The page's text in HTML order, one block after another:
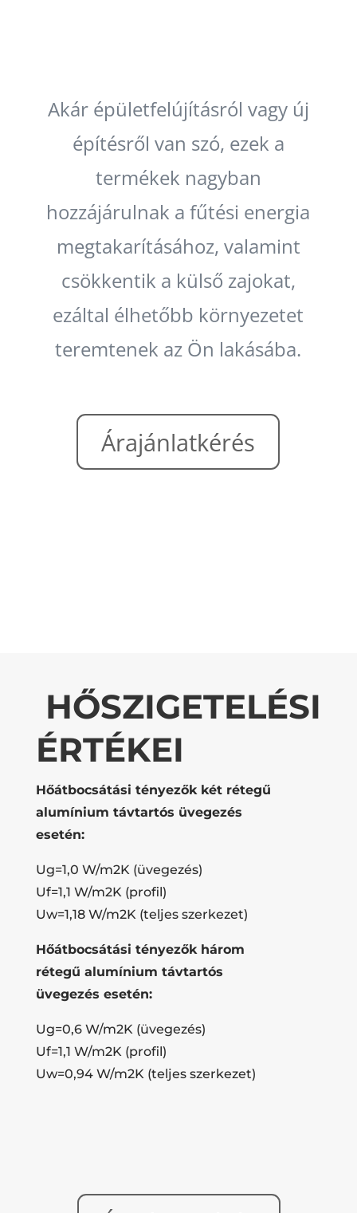
Akár épületfelújításról vagy új
építésről van szó, ezek a
termékek nagyban
hozzájárulnak a fűtési energia
megtakarításához, valamint
csökkentik a külső zajokat,
ezáltal élhetőbb környezetet
teremtenek az Ön lakásába.
Árajánlatkérés
HŐSZIGETELÉSI
ÉRTÉKEI
Hőátbocsátási tényezők két rétegű
alumínium távtartós üvegezés
esetén:
Ug=1,0 W/m2K (üvegezés)
Uf=1,1 W/m2K (profil)
Uw=1,18 W/m2K (teljes szerkezet)
Hőátbocsátási tényezők három
rétegű alumínium távtartós
üvegezés esetén:
Ug=0,6 W/m2K (üvegezés)
Uf=1,1 W/m2K (profil)
Uw=0,94 W/m2K (teljes szerkezet)